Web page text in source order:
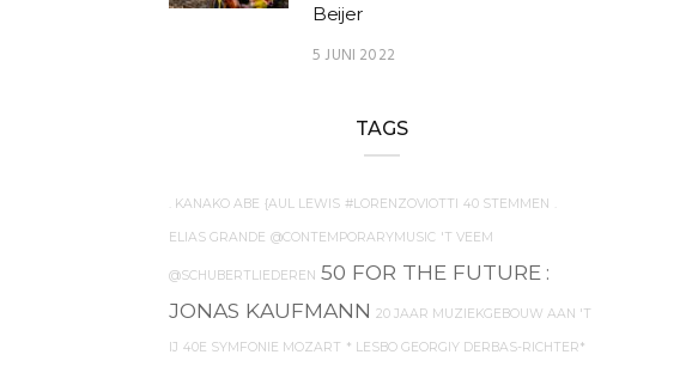
Beijer
5 JUNI 2022
TAGS
. KANAKO ABE {AUL LEWIS #LORENZOVIOTTI 40 STEMMEN
ELIAS GRANDE @CONTEMPORARYMUSIC 'T VEEM
@SCHUBERTLIEDEREN 50 FOR THE FUTURE :
JONAS KAUFMANN 20 JAAR MUZIEKGEBOUW AAN 'T
IJ 40E SYMFONIE MOZART * LESBO GEORGIY DERBAS-RICHTER*